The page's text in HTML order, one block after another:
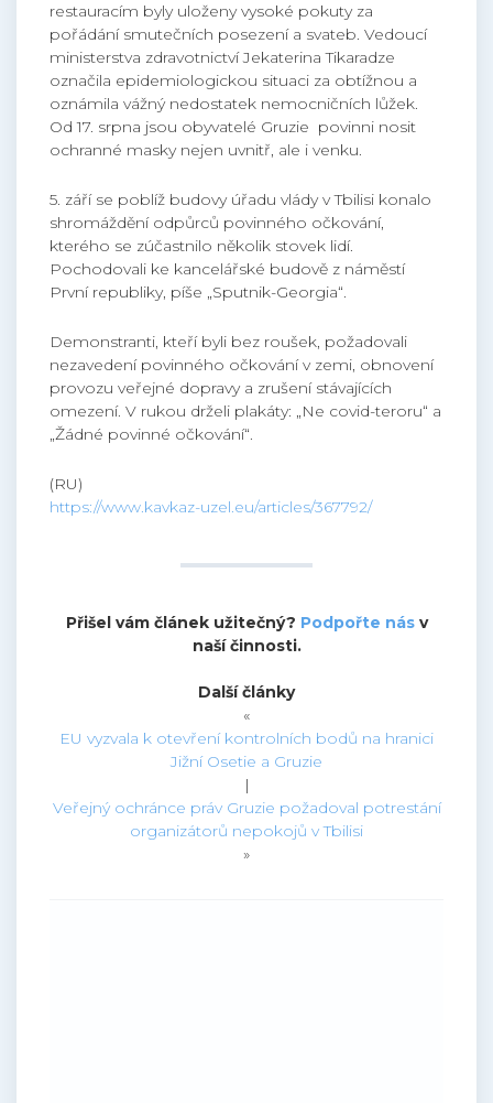
restauracím byly uloženy vysoké pokuty za
pořádání smutečních posezení a svateb. Vedoucí
ministerstva zdravotnictví Jekaterina Tikaradze
označila epidemiologickou situaci za obtížnou a
oznámila vážný nedostatek nemocničních lůžek.
Od 17. srpna jsou obyvatelé Gruzie povinni nosit
ochranné masky nejen uvnitř, ale i venku.
5. září se poblíž budovy úřadu vlády v Tbilisi konalo
shromáždění odpůrců povinného očkování,
kterého se zúčastnilo několik stovek lidí.
Pochodovali ke kancelářské budově z náměstí
První republiky, píše „Sputnik-Georgia“.
Demonstranti, kteří byli bez roušek, požadovali
nezavedení povinného očkování v zemi, obnovení
provozu veřejné dopravy a zrušení stávajících
omezení. V rukou drželi plakáty: „Ne covid-teroru“ a
„Žádné povinné očkování“.
(RU)
https://www.kavkaz-uzel.eu/articles/367792/
Přišel vám článek užitečný? Podpořte násv
naší činnosti.
Další články
«
EU vyzvala k otevření kontrolních bodů na hranici
Jižní Osetie a Gruzie
|
Veřejný ochránce práv Gruzie požadoval potrestání
organizátorů nepokojů v Tbilisi
»